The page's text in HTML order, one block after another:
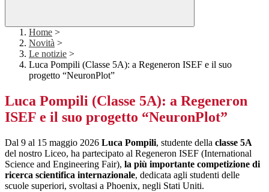
Home >
Novità >
Le notizie >
Luca Pompili (Classe 5A): a Regeneron ISEF e il suo
progetto “NeuronPlot”
Luca Pompili (Classe 5A): a Regeneron
ISEF e il suo progetto “NeuronPlot”
Dal 9 al 15 maggio 2026 Luca Pompili, studente della classe 5A
del nostro Liceo, ha partecipato al Regeneron ISEF (International
Science and Engineering Fair), la più importante competizione di
ricerca scientifica internazionale, dedicata agli studenti delle
scuole superiori, svoltasi a Phoenix, negli Stati Uniti.